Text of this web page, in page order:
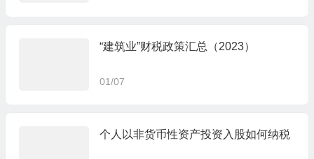
“建筑业”财税政策汇总（2023）
01/07
个人以非货币性资产投资入股如何纳税